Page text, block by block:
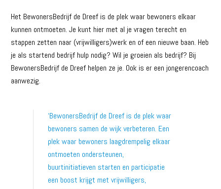
Het BewonersBedrijf de Dreef is de plek waar bewoners elkaar
kunnen ontmoeten. Je kunt hier met al je vragen terecht en
stappen zetten naar (vrijwilligers)werk en of een nieuwe baan. Heb
je als startend bedrijf hulp nodig? Wil je groeien als bedrijf? Bij
BewonersBedrijf de Dreef helpen ze je. Ook is er een jongerencoach
aanwezig.
‘BewonersBedrijf de Dreef is de plek waar
bewoners samen de wijk verbeteren. Een
plek waar bewoners laagdrempelig elkaar
ontmoeten ondersteunen,
buurtinitiatieven starten en participatie
een boost krijgt met vrijwilligers,